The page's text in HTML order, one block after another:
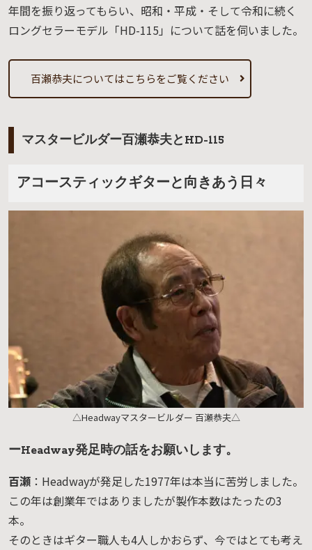
年間を振り返ってもらい、昭和・平成・そして令和に続く
ロングセラーモデル「HD-115」について話を伺いました。
百瀬恭夫についてはこちらをご覧ください
マスタービルダー百瀬恭夫とHD-115
アコースティックギターと向きあう日々
△Headwayマスタービルダー 百瀬恭夫△
ーHeadway発足時の話をお願いします。
百瀬 ：Headwayが発足した1977年は本当に苦労しました。
この年は創業年ではありましたが製作本数はたったの3
本。
そのときはギター職人も4人しかおらず、今ではとても考え